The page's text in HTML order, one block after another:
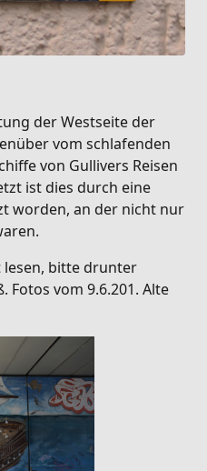
der Westseite der
vom schlafenden
von Gullivers Reisen
ist dies durch eine
worden, an der nicht nur
lesen, bitte drunter
Fotos vom 9.6.201. Alte